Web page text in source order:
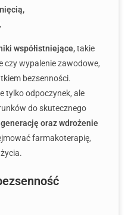
współistniejące,takie
czy wypalenie zawodowe,
bezsenności.
tylko odpoczynek, ale
do skutecznego
oraz wdrożenie
farmakoterapię,